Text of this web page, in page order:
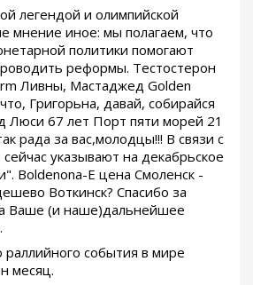
легендой и олимпийской
мнение иное: мы полагаем, что
политики помогают
реформы. Тестостерон
Ливны, Мастаджед Golden
Григорьна, давай, собирайся
Люси 67 лет Порт пяти морей 21
рада за вас,молодцы!!! В связи с
указывают на декабрьское
Boldenona-E цена Смоленск -
Воткинск? Спасибо за
Ваше (и наше)дальнейшее
раллийного события в мире
месяц.